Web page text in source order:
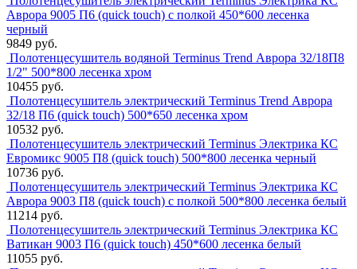
Аврора 9005 П6 (quick touch) с полкой 450*600 лесенка
черный
9849 руб.
Полотенцесушитель водяной Terminus Trend Аврора 32/18П8
1/2" 500*800 лесенка хром
10455 руб.
Полотенцесушитель электрический Terminus Trend Аврора
32/18 П6 (quick touch) 500*650 лесенка хром
10532 руб.
Полотенцесушитель электрический Terminus Электрика КС
Евромикс 9005 П8 (quick touch) 500*800 лесенка черный
10736 руб.
Полотенцесушитель электрический Terminus Электрика КС
Аврора 9003 П8 (quick touch) с полкой 500*800 лесенка белый
11214 руб.
Полотенцесушитель электрический Terminus Электрика КС
Ватикан 9003 П6 (quick touch) 450*600 лесенка белый
11055 руб.